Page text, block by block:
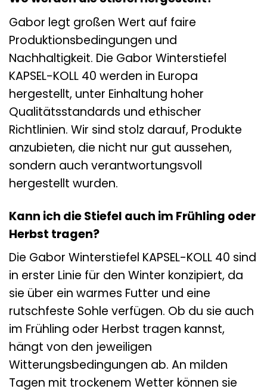
Gabor legt großen Wert auf faire
Produktionsbedingungen und
Nachhaltigkeit. Die Gabor Winterstiefel
KAPSEL-KOLL 40 werden in Europa
hergestellt, unter Einhaltung hoher
Qualitätsstandards und ethischer
Richtlinien. Wir sind stolz darauf, Produkte
anzubieten, die nicht nur gut aussehen,
sondern auch verantwortungsvoll
hergestellt wurden.
Kann ich die Stiefel auch im Frühling oder
Herbst tragen?
Die Gabor Winterstiefel KAPSEL-KOLL 40 sind
in erster Linie für den Winter konzipiert, da
sie über ein warmes Futter und eine
rutschfeste Sohle verfügen. Ob du sie auch
im Frühling oder Herbst tragen kannst,
hängt von den jeweiligen
Witterungsbedingungen ab. An milden
Tagen mit trockenem Wetter können sie